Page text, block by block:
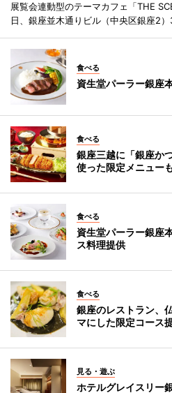
展覧会連動型のテーマカフェ「THE
日、銀座並木通りビル（中央区銀座2）
食べる
資生堂パーラー銀座
食べる
銀座三越に「銀座か
使った限定メニュー
食べる
資生堂パーラー銀座
ス料理提供
食べる
銀座のレストラン、
マにした限定コース
見る・遊ぶ
ホテルグレイスリー